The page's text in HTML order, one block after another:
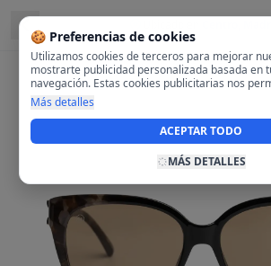
🍪 Preferencias de cookies
Utilizamos cookies de terceros para mejorar
mostrarte publicidad personalizada basada en
navegación. Estas cookies publicitarias nos
analizar tu navegación en nuestra página y en
mostrarte anuncios relevantes para ti. Al
de cookies para fines publicitarios y la
tus datos de navegación, incluyendo la posible
Más detalles
ACEPTAR TODO
MÁS DETALLES